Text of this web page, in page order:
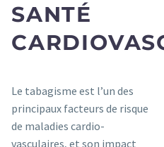
SANTÉ
Le tabagisme est l’un des
principaux facteurs de risque
de maladies cardio-
vasculaires, et son impact